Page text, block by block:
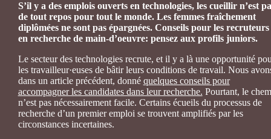
S’il y a des emplois ouverts en technologies, les cueillir n’est
de tout repos pour tout le monde. Les femmes fraîchement
diplômées ne sont pas épargnées. Conseils pour les recruteurs
en recherche de main-d’oeuvre: pensez aux profils juniors.
Le secteur des technologies recrute, et il y a là une opportunité
les travailleur·euses de bâtir leurs conditions de travail. Nous
dans un article précédent, donné quelques conseils pour
accompagner les candidates dans leur recherche. Pourtant, le
n’est pas nécessairement facile. Certains écueils du processus de
recherche d’un premier emploi se trouvent amplifiés par les
circonstances incertaines.